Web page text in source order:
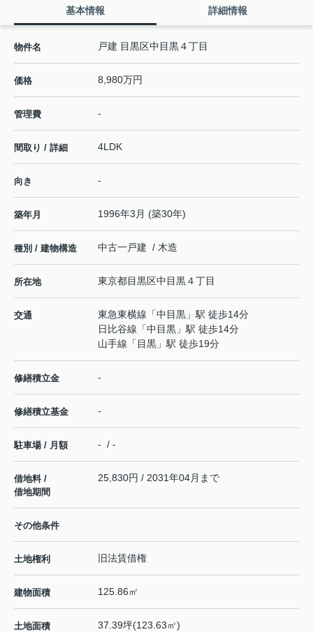
基本情報 詳細情報
物件名 戸建 目黒区中目黒４丁目
価格 8,980万円
管理費 -
間取り / 詳細 4LDK
向き -
築年月 1996年3月 (築30年)
種別 / 建物構造 中古一戸建 / 木造
所在地 東京都目黒区中目黒４丁目
交通 東急東横線 「中目黒 」駅 徒歩14分
日比谷線 「中目黒 」駅 徒歩14分
山手線 「 目黒 」駅 徒歩19分
修繕積立金 -
修繕積立基金 -
駐車場 / 月額 - / -
借地料 /
借地期間
25,830円 / 2031年04月まで
その他条件
土地権利 旧法賃借権
建物面積 125.86㎡
土地面積 37.39坪(123.63㎡)